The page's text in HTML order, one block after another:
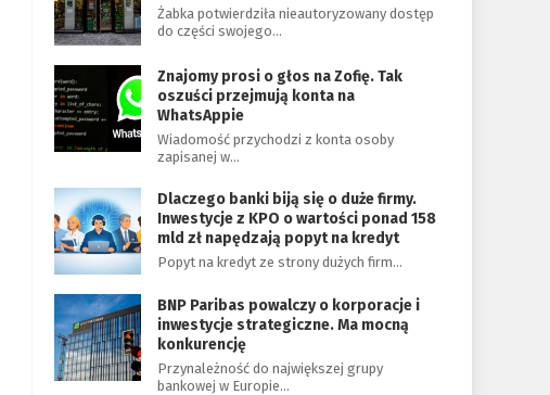
Żabka potwierdziła nieautoryzowany dostęp
do części swojego…
Znajomy prosi o głos na Zofię. Tak
oszuści przejmują konta na
WhatsAppie
Wiadomość przychodzi z konta osoby
zapisanej w…
Dlaczego banki biją się o duże firmy.
Inwestycje z KPO o wartości ponad 158
mld zł napędzają popyt na kredyt
Popyt na kredyt ze strony dużych firm…
BNP Paribas powalczy o korporacje i
inwestycje strategiczne. Ma mocną
konkurencję
Przynależność do największej grupy
bankowej w Europie…